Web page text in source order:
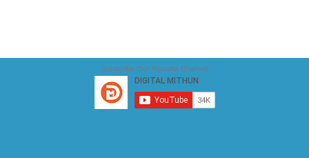
Subscribe Our Youtube Channel